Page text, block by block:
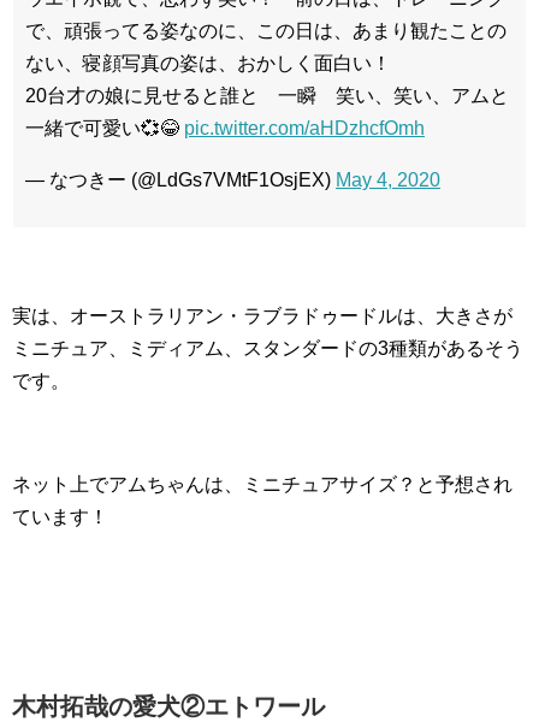
で、頑張ってる姿なのに、この日は、あまり観たことの
ない、寝顔写真の姿は、おかしく面白い！
20台才の娘に見せると誰と 一瞬 笑い、笑い、アムと
一緒で可愛い💞😂 pic.twitter.com/aHDzhcfOmh
— なつきー (@LdGs7VMtF1OsjEX) May 4, 2020
実は、オーストラリアン・ラブラドゥードルは、大きさが
ミニチュア、ミディアム、スタンダードの3種類があるそう
です。
ネット上でアムちゃんは、ミニチュアサイズ？と予想され
ています！
木村拓哉の愛犬②エトワール